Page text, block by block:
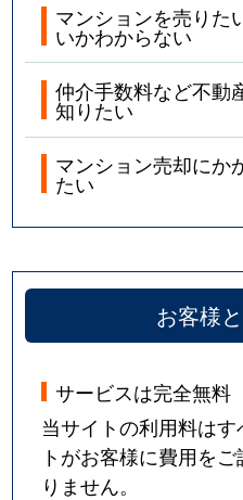
マンションを売りた
いかわからない
仲介手数料など不動
知りたい
マンション売却にか
たい
お客様
サービスは完全無料
当サイトの利用料は
トがお客様に費用を
りません。